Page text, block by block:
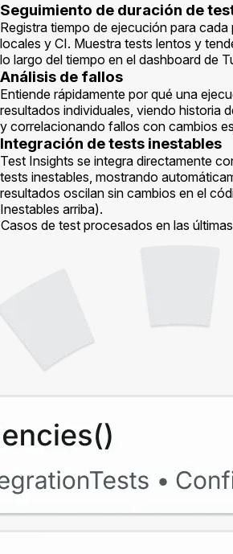
Seguimiento de duración de
Registra tiempo de ejecución para
locales y CI. Muestra tests lentos y
lo largo del tiempo en el dashboard de
Análisis de fallos
Entiende rápidamente por qué una
resultados individuales, viendo historia
y correlacionando fallos con cambios
Integración de tests inestables
Test Insights se integra directamente
tests inestables, mostrando
resultados oscilan sin cambios en el
Inestables arriba).
Casos de test procesados en las